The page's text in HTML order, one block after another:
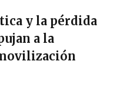
y la pérdida
a la